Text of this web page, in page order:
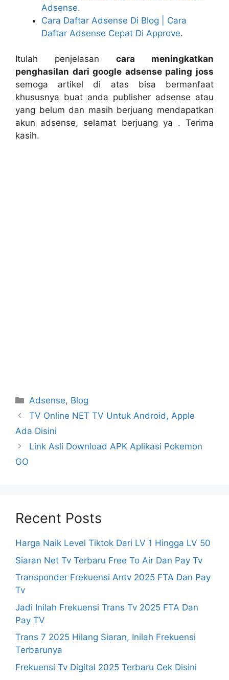
Adsense.
Cara Daftar Adsense Di Blog | Cara
Daftar Adsense Cepat Di Approve.
Itulah penjelasan cara meningkatkan
penghasilan dari google adsense paling joss
semoga artikel di atas bisa bermanfaat
khususnya buat anda publisher adsense atau
yang belum dan masih berjuang mendapatkan
akun adsense, selamat berjuang ya . Terima
kasih.
Categories
Adsense, Blog
TV Online NET TV Untuk Android, Apple
Ada Disini
Link Asli Download APK Aplikasi Pokemon
GO
Recent Posts
Harga Naik Level Tiktok Dari LV 1 Hingga LV 50
Siaran Net Tv Terbaru Free To Air Dan Pay Tv
Transponder Frekuensi Antv 2025 FTA Dan Pay
Tv
Jadi Inilah Frekuensi Trans Tv 2025 FTA Dan
Pay TV
Trans 7 2025 Hilang Siaran, Inilah Frekuensi
Terbarunya
Frekuensi Tv Digital 2025 Terbaru Cek Disini